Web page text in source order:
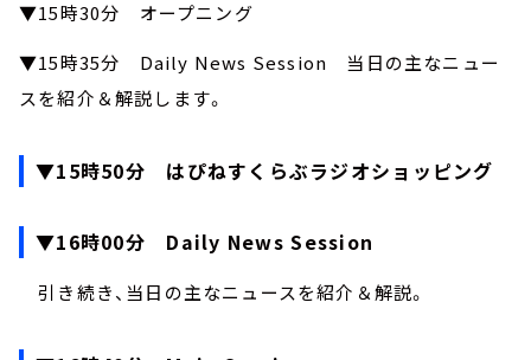
▼15時30分 オープニング
▼15時35分 Daily News Session 当日の主なニュー
スを紹介＆解説します。
▼15時50分 はぴねすくらぶラジオショッピング
▼16時00分 Daily News Session
引き続き、当日の主なニュースを紹介＆解説。